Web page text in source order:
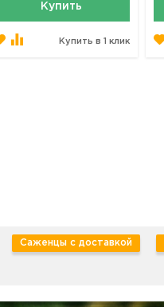
Купить
Купить в 1 клик
Саженцы с доставкой